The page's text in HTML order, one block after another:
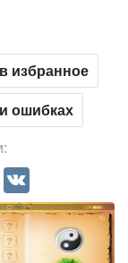
избранное
ошибках